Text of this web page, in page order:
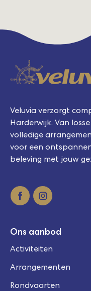
Veluvia verzorgt
Harderwijk. Van
volledige
voor een
beleving met jouw
Ons aanbod
Activiteiten
Arrangementen
Rondvaarten